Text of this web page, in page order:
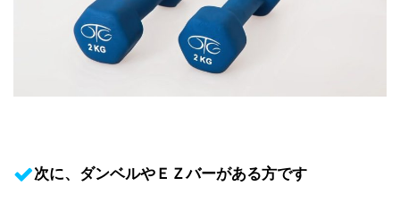
次に、ダンベルやＥＺバーがある方です